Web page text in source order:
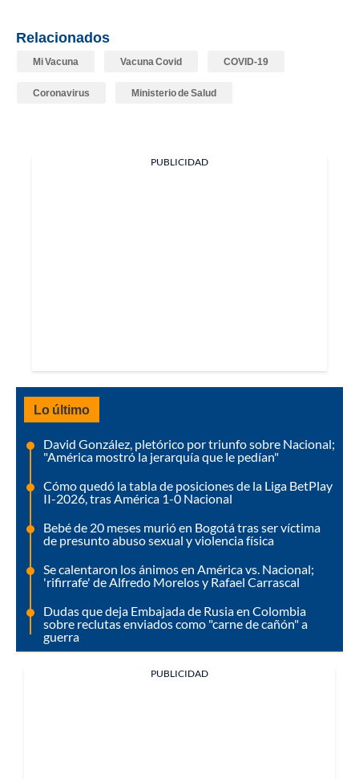
Relacionados
Mi Vacuna Vacuna Covid COVID-19
Coronavirus Ministerio de Salud
PUBLICIDAD
Lo último
David González, pletórico por triunfo sobre Nacional;
"América mostró la jerarquía que le pedían"
Cómo quedó la tabla de posiciones de la Liga BetPlay
II-2026, tras América 1-0 Nacional
Bebé de 20 meses murió en Bogotá tras ser víctima
de presunto abuso sexual y violencia física
Se calentaron los ánimos en América vs. Nacional;
'rifirrafe' de Alfredo Morelos y Rafael Carrascal
Dudas que deja Embajada de Rusia en Colombia
sobre reclutas enviados como "carne de cañón" a
guerra
PUBLICIDAD